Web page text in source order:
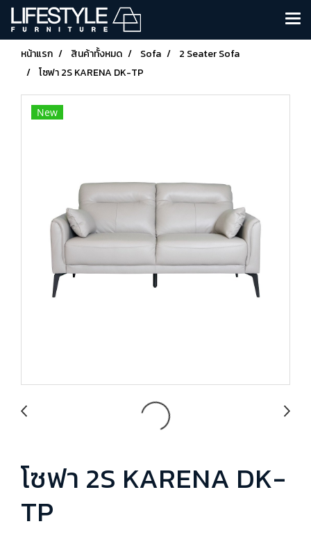
หน้าแรก สินค้าทั้งหมด Sofa
2 Seater Sofa
โซฟา 2S KARENA DK-TP
New
โซฟา 2S KARENA DK-
TP